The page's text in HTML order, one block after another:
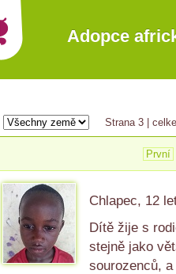
Adopce
Strana 3 |
První
Chlapec, 12
Dítě žije s
stejně jako
sourozenců,